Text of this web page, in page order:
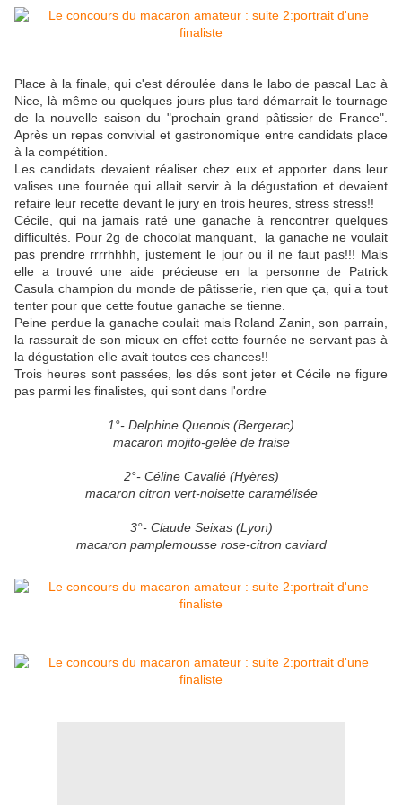
Place à la finale, qui c'est déroulée dans le labo de pascal Lac à
Nice, là même ou quelques jours plus tard démarrait le tournage
de la nouvelle saison du "prochain grand pâtissier de France".
Après un repas convivial et gastronomique entre candidats place
à la compétition.
Les candidats devaient réaliser chez eux et apporter dans leur
valises une fournée qui allait servir à la dégustation et devaient
refaire leur recette devant le jury en trois heures, stress stress!!
Cécile, qui na jamais raté une ganache à rencontrer quelques
difficultés. Pour 2g de chocolat manquant, la ganache ne voulait
pas prendre rrrrhhhh, justement le jour ou il ne faut pas!!! Mais
elle a trouvé une aide précieuse en la personne de Patrick
Casula champion du monde de pâtisserie, rien que ça, qui a tout
tenter pour que cette foutue ganache se tienne.
Peine perdue la ganache coulait mais Roland Zanin, son parrain,
la rassurait de son mieux en effet cette fournée ne servant pas à
la dégustation elle avait toutes ces chances!!
Trois heures sont passées, les dés sont jeter et Cécile ne figure
pas parmi les finalistes, qui sont dans l'ordre
1°- Delphine Quenois (Bergerac)
macaron mojito-gelée de fraise
2°- Céline Cavalié (Hyères)
macaron citron vert-noisette caramélisée
3°- Claude Seixas (Lyon)
macaron pamplemousse rose-citron caviard